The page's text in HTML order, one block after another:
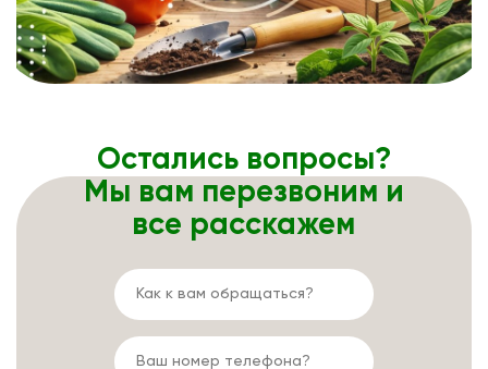
Остались вопросы?
Мы вам перезвоним и
все расскажем